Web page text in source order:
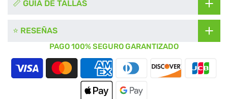
📏 GUÍA DE TALLAS
⭐ RESEÑAS
PAGO 100% SEGURO GARANTIZADO